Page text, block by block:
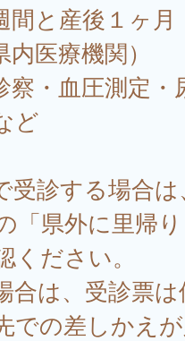
間と産後１ヶ月
内医療機関）
察・血圧測定
ど
受診する場合
「県外に里帰
ださい。
合は、受診票
での差しかえ